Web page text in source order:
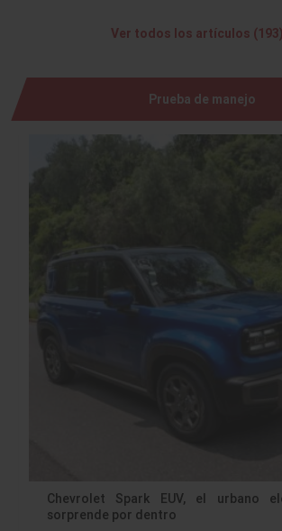
Ver todos los artículos
Prueba de manejo
Chevrolet Spark EUV, el urbano
sorprende por dentro